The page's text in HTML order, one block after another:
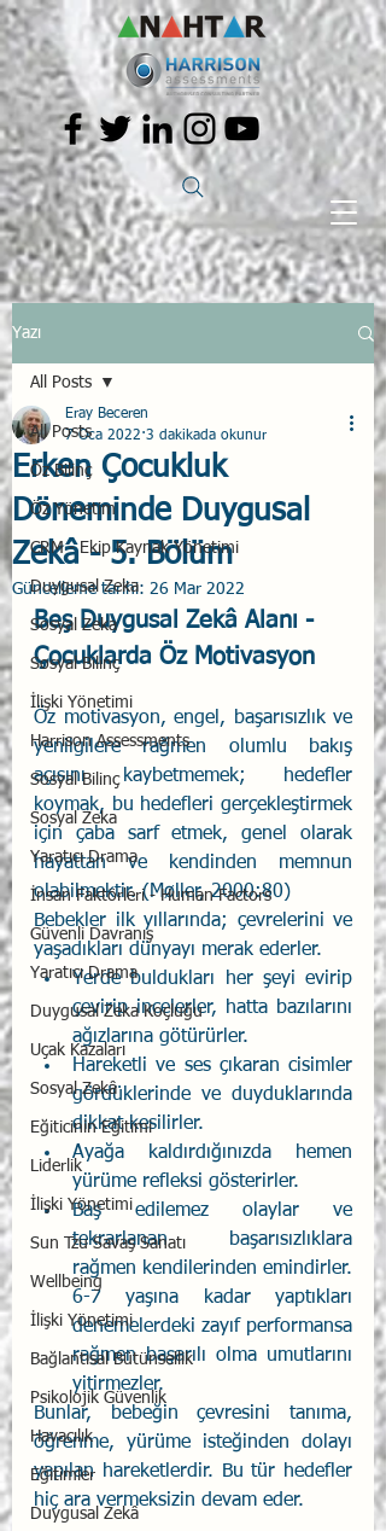
Yazı
All Posts
Öz Bilinç
Öz Yönetim
CRM - Ekip Kaynak Yönetimi
Duygusal Zeka
Sosyal Zeka
Sosyal Bilinç
İlişki Yönetimi
Harrison Assessments
Sosyal Bilinç
Sosyal Zeka
Yaratıcı Drama
İnsan Faktörleri - Human Factors
Güvenli Davranış
Yaratıcı Drama
Duygusal Zeka Koçluğu
Uçak Kazaları
Sosyal Zekâ
Eğiticinin Eğitimi
Liderlik
İlişki Yönetimi
Sun Tzu Savaş Sanatı
Wellbeing
İlişki Yönetimi
Bağlantısal Bütünsellik
Psikolojik Güvenlik
Havacılık
Eğitimler
Duygusal Zekâ
All Posts
Erken Çocukluk
Döneminde Duygusal
Zekâ - 5. Bölüm
Eray Beceren
7 Oca 2022 3 dakikada okunur
Güncelleme tarihi: 26 Mar 2022
Beş Duygusal Zekâ Alanı -
Çocuklarda Öz Motivasyon
Öz motivasyon, engel, başarısızlık ve
yenilgilere rağmen olumlu bakış
açısını kaybetmemek; hedefler
koymak, bu hedefleri gerçekleştirmek
için çaba sarf etmek, genel olarak
hayattan ve kendinden memnun
olabilmektir. (Møller, 2000:80)
Bebekler ilk yıllarında; çevrelerini ve
yaşadıkları dünyayı merak ederler.
Yerde buldukları her şeyi evirip
çevirip incelerler, hatta bazılarını
ağızlarına götürürler.
Hareketli ve ses çıkaran cisimler
gördüklerinde ve duyduklarında
dikkat kesilirler.
Ayağa kaldırdığınızda hemen
yürüme refleksi gösterirler.
Baş edilemez olaylar ve
tekrarlanan başarısızlıklara
rağmen kendilerinden emindirler.
6-7 yaşına kadar yaptıkları
denemelerdeki zayıf performansa
rağmen başarılı olma umutlarını
yitirmezler.
Bunlar, bebeğin çevresini tanıma,
öğrenme, yürüme isteğinden dolayı
yapılan hareketlerdir. Bu tür hedefler
hiç ara vermeksizin devam eder.